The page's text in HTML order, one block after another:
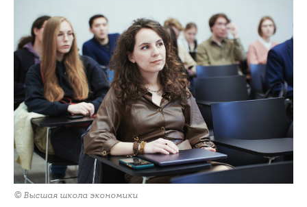
© Высшая школа экономики